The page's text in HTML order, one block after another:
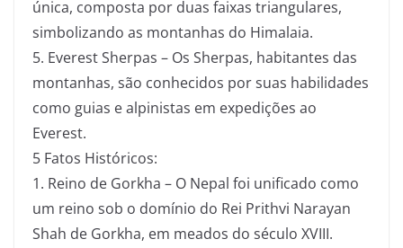
única, composta por duas faixas triangulares,
simbolizando as montanhas do Himalaia.
5. Everest Sherpas – Os Sherpas, habitantes das
montanhas, são conhecidos por suas habilidades
como guias e alpinistas em expedições ao
Everest.
5 Fatos Históricos:
1. Reino de Gorkha – O Nepal foi unificado como
um reino sob o domínio do Rei Prithvi Narayan
Shah de Gorkha, em meados do século XVIII.